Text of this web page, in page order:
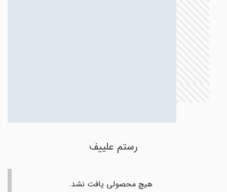
رستم علییف
هیچ محصولی یافت نشد.